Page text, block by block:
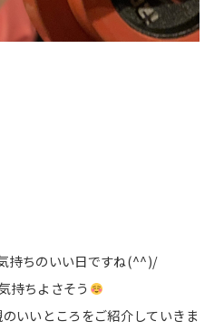
持ちのいい日ですね(^^)/
持ちよさそう
いいところをご紹介していきま